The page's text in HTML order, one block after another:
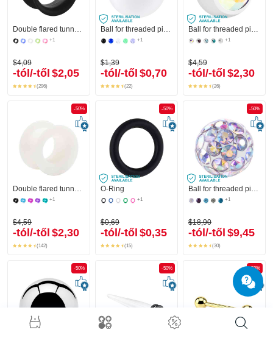
Double flared tunnel (silicone, various colours)
+1
$4,09
-tól/-től $2,05
(296)
Ball for threaded pins (acrylic, various colours)
+1
$1,39
-tól/-től $0,70
(22)
Ball for threaded pins (surgical steel, silver, shiny finish) val vel Kristálykő
+1
$4,59
-tól/-től $2,30
(26)
-50%
+1
$4,59
-tól/-től $2,30
(142)
-50%
O-Ring
+1
$0,69
-tól/-től $0,35
(15)
-50%
+1
$18,90
-tól/-től $9,45
(30)
-50% -50% -50%